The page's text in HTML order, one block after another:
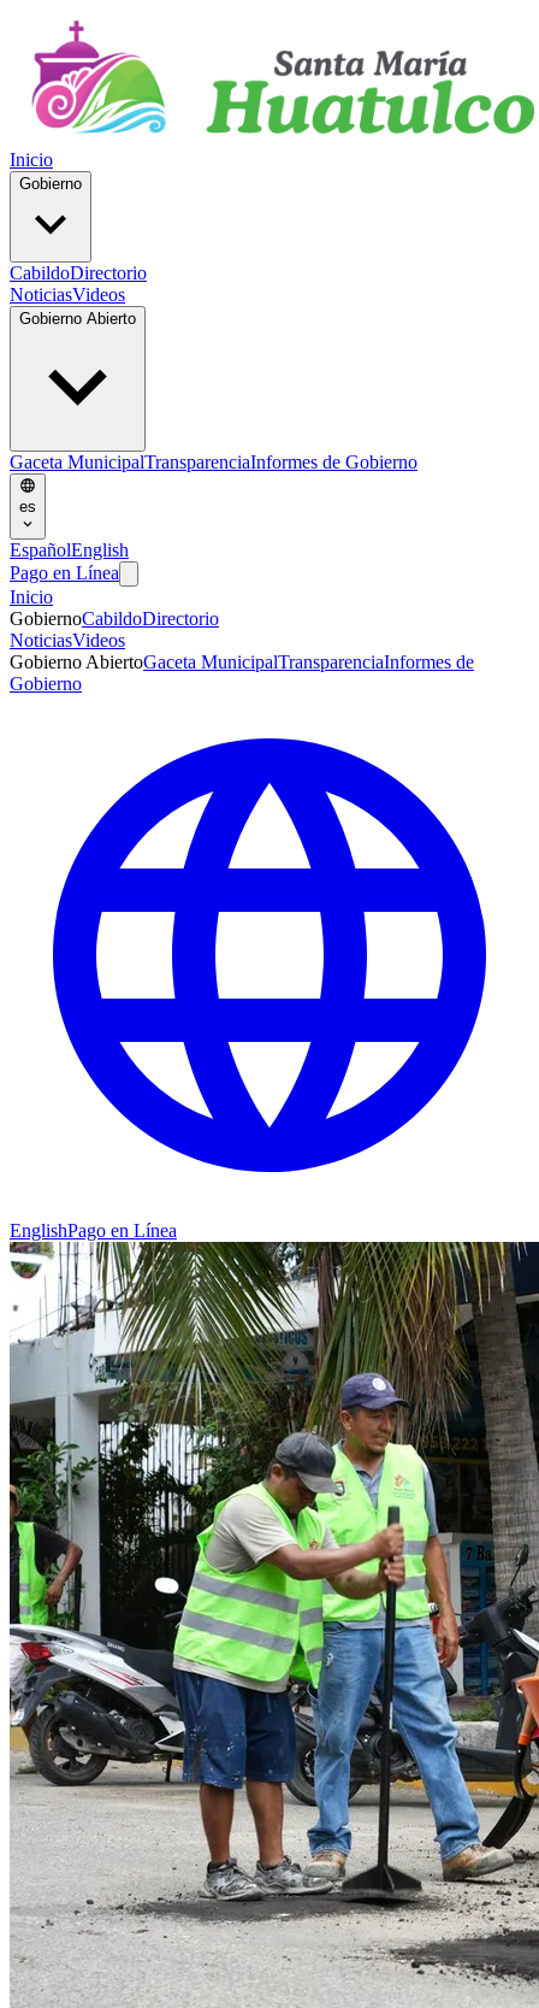
Inicio
Gobierno
CabildoDirectorio
NoticiasVideos
Gobierno Abierto
Gaceta MunicipalTransparenciaInformes de Gobierno
es
EspañolEnglish
Pago en Línea
Inicio
GobiernoCabildoDirectorio
NoticiasVideos
Gobierno AbiertoGaceta MunicipalTransparenciaInformes de
Gobierno
EnglishPago en Línea